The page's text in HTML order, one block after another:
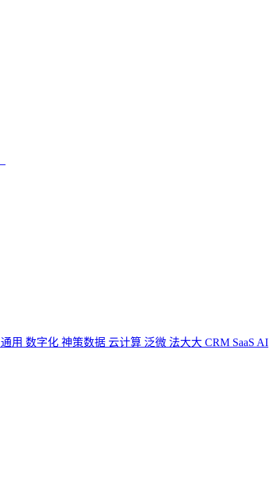
通用 数字化 神策数据 云计算 泛微 法大大 CRM SaaS AI